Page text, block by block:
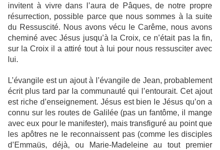
invitent à vivre dans l’aura de Pâques, de notre propre
résurrection, possible parce que nous sommes à la suite
du Ressuscité. Nous avons vécu le Carême, nous avons
cheminé avec Jésus jusqu’à la Croix, ce n’était pas la fin,
sur la Croix il a attiré tout à lui pour nous ressusciter avec
lui.
L’évangile est un ajout à l’évangile de Jean, probablement
écrit plus tard par la communauté qui l’entourait. Cet ajout
est riche d’enseignement. Jésus est bien le Jésus qu’on a
connu sur les routes de Galilée (pas un fantôme, il mange
avec eux pour le manifester), mais transfiguré au point que
les apôtres ne le reconnaissent pas (comme les disciples
d’Emmaüs, déjà, ou Marie-Madeleine au tout premier